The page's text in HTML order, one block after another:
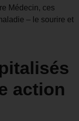
Médecin, ces
– le sourire et
action